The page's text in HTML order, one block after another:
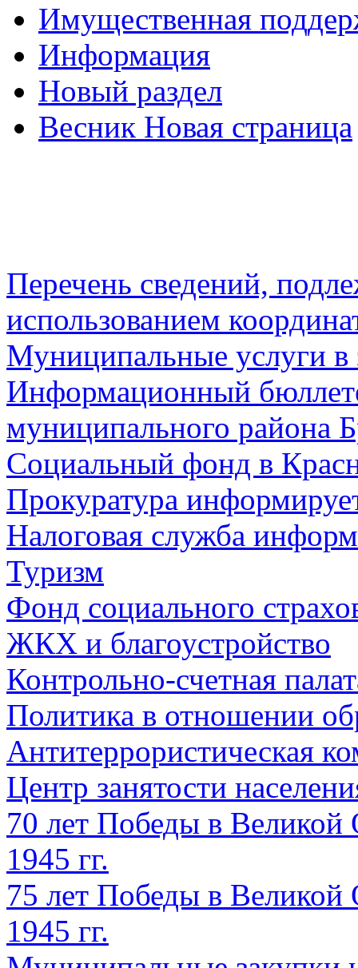
Имущественная
Информация
Новый раздел
Весник Новая страница
Перечень сведений,
использованием
Муниципальные услуги в
Информационный
муниципального района
Социальный фонд в
Прокуратура
Налоговая служба
Туризм
Фонд социального
ЖКХ и благоустройство
Контрольно-счетная
Политика в отношении
Антитеррористическая
Центр занятости
70 лет Победы в Великой
1945 гг.
75 лет Победы в Великой
1945 гг.